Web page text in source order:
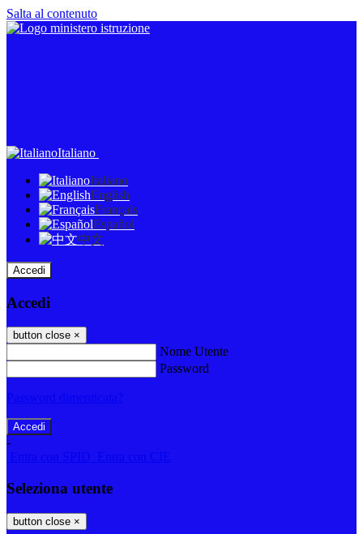
Salta al contenuto
Italiano
Italiano
English
Français
Español
中文
Accedi
Accedi
button close ×
Nome Utente
Password
-
Seleziona utente
button close ×